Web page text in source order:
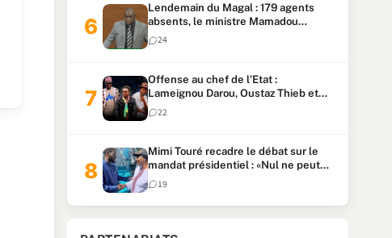
Lendemain du Magal : 179 agents
absents, le ministre Mamadou
Lamine Dianté exige des explications
24
Offense au chef de l’Etat :
Lameignou Darou, Oustaz Thieb et
Ndiaye Touba lourdement
condamnés
22
Mimi Touré recadre le débat sur le
mandat présidentiel : «Nul ne peut
faire plus de deux mandats
consécutifs de 5 ans»
19